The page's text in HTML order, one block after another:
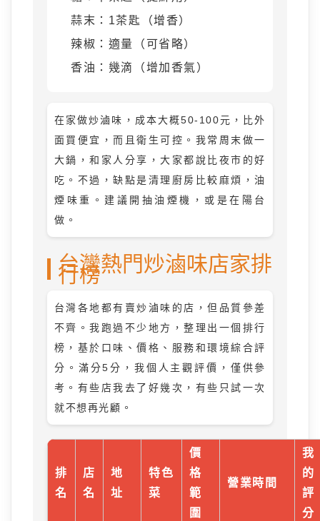
蒜末：1茶匙（增香）
辣椒：適量（可省略）
香油：幾滴（增加香氣）
在家做炒滷味，成本大概50-100元，比外
面買便宜，而且衛生可控。我常周末做一
大鍋，和家人分享，大家都說比夜市的好
吃。不過，缺點是清理廚房比較麻煩，油
煙味重。建議開抽油煙機，或是在陽台
做。
台灣熱門炒滷味店家排
行榜
台灣各地都有賣炒滷味的店，但品質參差
不齊。我跑過不少地方，整理出一個排行
榜，基於口味、價格、服務和環境綜合評
分。滿分5分，我個人主觀評價，僅供參
考。有些店我去了好幾次，有些只試一次
就不想再光顧。
排
名
店
名
地
址
特色
菜
價
格
範
圍
營業時間
我
的
評
分